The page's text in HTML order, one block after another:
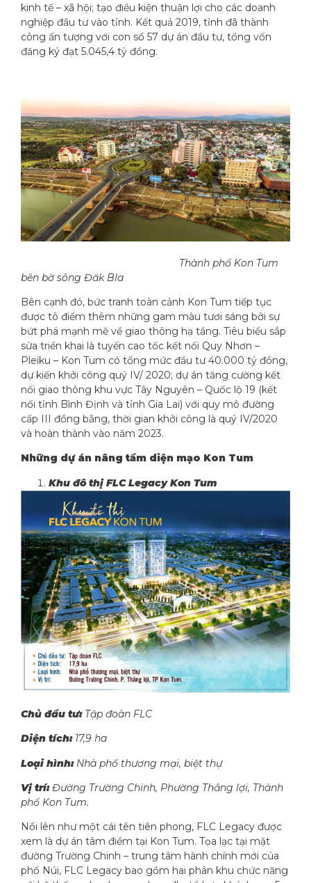
kinh tế – xã hội; tạo điều kiện thuận lợi cho các doanh
nghiệp đầu tư vào tỉnh. Kết quả 2019, tỉnh đã thành
công ấn tượng với con số 57 dự án đầu tư, tổng vốn
đăng ký đạt 5.045,4 tỷ đồng.
Thành phố Kon Tum
bên bờ sông Đăk Bla
Bên cạnh đó, bức tranh toàn cảnh Kon Tum tiếp tục
được tô điểm thêm những gam màu tươi sáng bởi sự
bứt phá mạnh mẽ về giao thông hạ tầng. Tiêu biểu sắp
sửa triển khai là tuyến cao tốc kết nối Quy Nhơn –
Pleiku – Kon Tum có tổng mức đầu tư 40.000 tỷ đồng,
dự kiến khởi công quý IV/ 2020; dự án tăng cường kết
nối giao thông khu vực Tây Nguyên – Quốc lộ 19 (kết
nối tỉnh Bình Định và tỉnh Gia Lai) với quy mô đường
cấp III đồng bằng, thời gian khởi công là quý IV/2020
và hoàn thành vào năm 2023.
Những dự án nâng tầm diện mạo Kon Tum
Khu đô thị FLC Legacy Kon Tum
Chủ đầu tư:Tập đoàn FLC
Diện tích: 17,9 ha
Loại hình:Nhà phố thương mại, biệt thự
Vị trí:Đường Trường Chinh, Phường Thắng lợi, Thành
phố Kon Tum.
Nổi lên như một cái tên tiên phong, FLC Legacy được
xem là dự án tâm điểm tại Kon Tum. Tọa lạc tại mặt
đường Trường Chinh – trung tâm hành chính mới của
phố Núi, FLC Legacy bao gồm hai phân khu chức năng